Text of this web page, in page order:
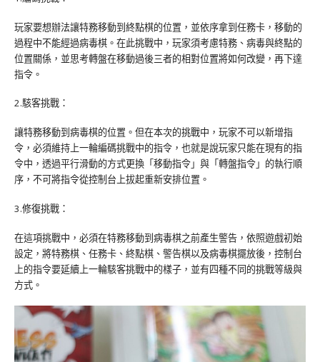
玩家要想辦法讓特務移動到終點棋的位置，並依序拿到任務卡，移動的
過程中不能經過病毒棋。在此挑戰中，玩家須考慮特務、病毒與終點的
位置關係，並思考轉盤在移動過後三者的相對位置將如何改變，再下達
指令。
2.駭客挑戰：
讓特務移動到病毒棋的位置。但在本次的挑戰中，玩家不可以新增指
令，必須維持上一輪編碼挑戰中的指令，也就是說玩家只能在現有的指
令中，透過平行滑動的方式更換「移動指令」與「轉盤指令」的執行順
序，不可將指令從控制台上拔起重新安排位置。
3.修復挑戰：
在這項挑戰中，必須在特務移動到病毒棋之前產生警告，依照遊戲初始
設定，將特務棋、任務卡、終點棋、警告棋以及病毒棋擺放後，控制台
上的指令要延續上一輪駭客挑戰中的樣子，並有四種不同的挑戰等級與
方式。